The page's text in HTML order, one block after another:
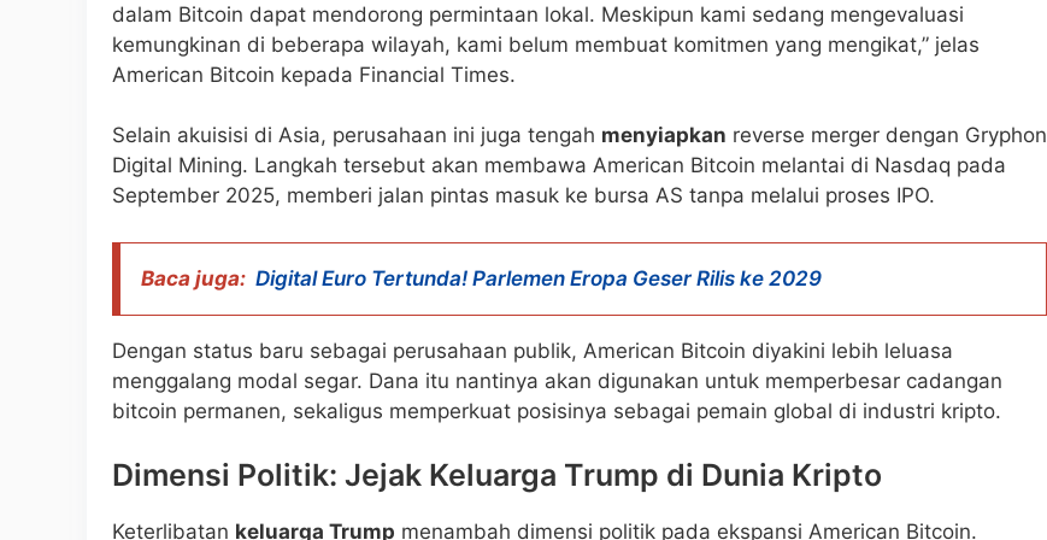
dalam Bitcoin dapat mendorong permintaan lokal. Meskipun kami sedang mengevaluasi
kemungkinan di beberapa wilayah, kami belum membuat komitmen yang mengikat,” jelas
American Bitcoin kepada Financial Times.
Selain akuisisi di Asia, perusahaan ini juga tengah menyiapkan reverse merger dengan Gryphon
Digital Mining. Langkah tersebut akan membawa American Bitcoin melantai di Nasdaq pada
September 2025, memberi jalan pintas masuk ke bursa AS tanpa melalui proses IPO.
Baca juga: Digital Euro Tertunda! Parlemen Eropa Geser Rilis ke 2029
Dengan status baru sebagai perusahaan publik, American Bitcoin diyakini lebih leluasa
menggalang modal segar. Dana itu nantinya akan digunakan untuk memperbesar cadangan
bitcoin permanen, sekaligus memperkuat posisinya sebagai pemain global di industri kripto.
Dimensi Politik: Jejak Keluarga Trump di Dunia Kripto
Keterlibatan keluarga Trump menambah dimensi politik pada ekspansi American Bitcoin.